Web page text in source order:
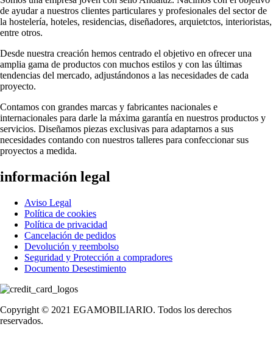
de ayudar a nuestros clientes particulares y profesionales del sector de
la hostelería, hoteles, residencias, diseñadores, arquietctos, interioristas,
entre otros.
Desde nuestra creación hemos centrado el objetivo en ofrecer una
amplia gama de productos con muchos estilos y con las últimas
tendencias del mercado, adjustándonos a las necesidades de cada
proyecto.
Contamos con grandes marcas y fabricantes nacionales e
internacionales para darle la máxima garantía en nuestros productos y
servicios. Diseñamos piezas exclusivas para adaptarnos a sus
necesidades contando con nuestros talleres para confeccionar sus
proyectos a medida.
información legal
Aviso Legal
Política de cookies
Política de privacidad
Cancelación de pedidos
Devolución y reembolso
Seguridad y Protección a compradores
Documento Desestimiento
Copyright © 2021 EGAMOBILIARIO. Todos los derechos
reservados.